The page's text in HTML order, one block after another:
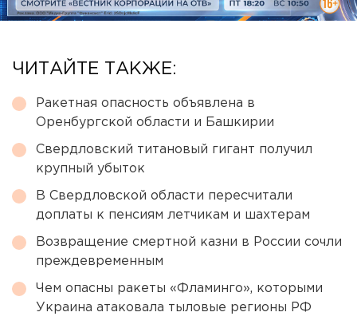
ЧИТАЙТЕ ТАКЖЕ:
Ракетная опасность объявлена в
Оренбургской области и Башкирии
Свердловский титановый гигант получил
крупный убыток
В Свердловской области пересчитали
доплаты к пенсиям летчикам и шахтерам
Возвращение смертной казни в России сочли
преждевременным
Чем опасны ракеты «Фламинго», которыми
Украина атаковала тыловые регионы РФ